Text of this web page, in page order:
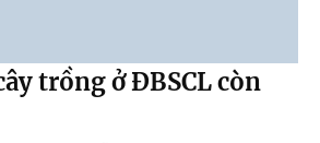
trồng ở ĐBSCL còn